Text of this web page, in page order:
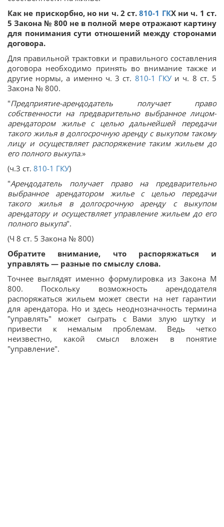
Как не прискорбно, но ни ч. 2 ст. 810-1 ГКХ ни ч. 1 ст.
5 Закона № 800 не в полной мере отражают картину
для понимания сути отношений между сторонами
договора.
Для правильной трактовки и правильного составления
договора необходимо принять во внимание также и
другие нормы, а именно ч. 3 ст. 810-1 ГКУи ч. 8 ст. 5
Закона № 800.
"Предприятие-арендодатель получает право
собственности на предварительно выбранное лицом-
арендатором жилье с целью дальнейшей передачи
такого жилья в долгосрочную аренду с выкупом такому
лицу и осуществляет распоряжение таким жильем до
его полного выкупа.»
(ч.3 ст. 810-1 ГКУ)
"Арендодатель получает право на предварительно
выбранное арендатором жилье с целью передачи
такого жилья в долгосрочную аренду с выкупом
арендатору и осуществляет управление жильем до его
полного выкупа".
(Ч 8 ст. 5 Закона № 800)
Обратите внимание, что распоряжаться и
управлять — разные по смыслу слова.
Точнее выглядят именно формулировка из Закона М
800. Поскольку возможность арендодателя
распоряжаться жильем может свести на нет гарантии
для арендатора. Но и здесь неоднозначность термина
"управлять" может сыграть с Вами злую шутку и
привести к немалым проблемам. Ведь четко
неизвестно, какой смысл вложен в понятие
"управление".